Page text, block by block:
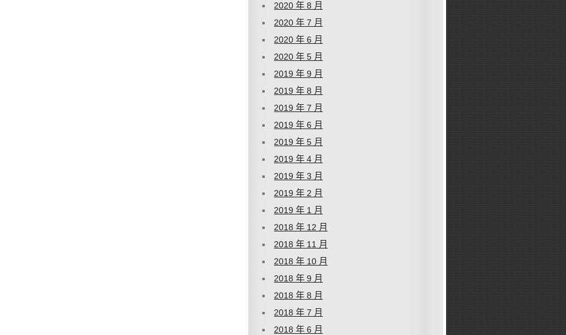
2020 年 8 月
2020 年 7 月
2020 年 6 月
2020 年 5 月
2019 年 9 月
2019 年 8 月
2019 年 7 月
2019 年 6 月
2019 年 5 月
2019 年 4 月
2019 年 3 月
2019 年 2 月
2019 年 1 月
2018 年 12 月
2018 年 11 月
2018 年 10 月
2018 年 9 月
2018 年 8 月
2018 年 7 月
2018 年 6 月